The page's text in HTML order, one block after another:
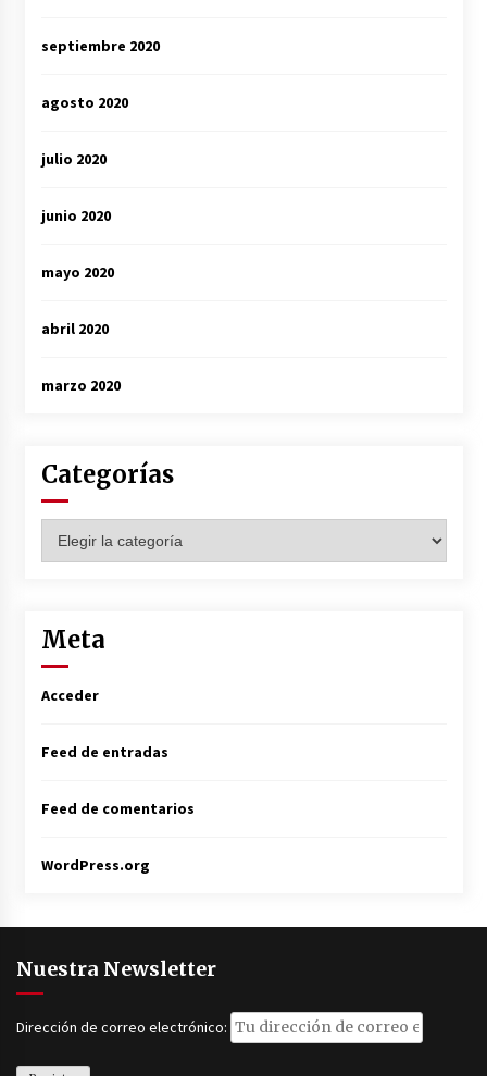
septiembre 2020
agosto 2020
julio 2020
junio 2020
mayo 2020
abril 2020
marzo 2020
Categorías
Meta
Acceder
Feed de entradas
Feed de comentarios
WordPress.org
Nuestra Newsletter
Dirección de correo electrónico: